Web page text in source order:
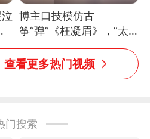
博主口技模仿古
筝“弹”《枉凝眉》，“太
像了～你是吃古筝长大的
吗？”“或将成为首位考级
不带古筝的选手。”（来
看更多热门视频
门搜索